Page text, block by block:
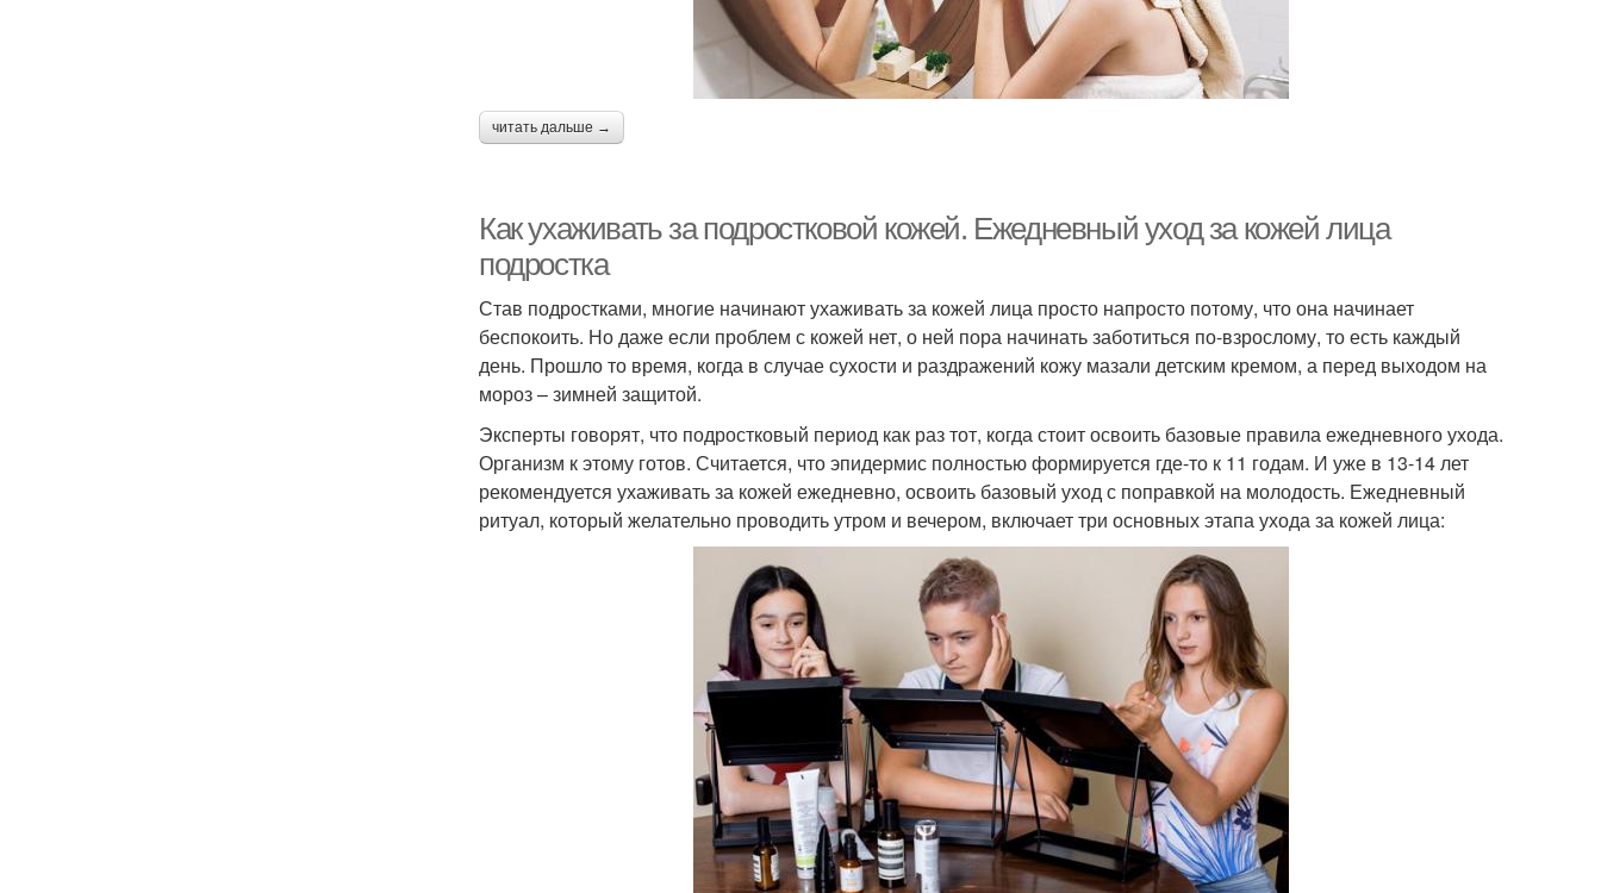
читать дальше →
Как ухаживать за подростковой кожей. Ежедневный уход за кожей лица
подростка
Став подростками, многие начинают ухаживать за кожей лица просто напросто потому, что она начинает
беспокоить. Но даже если проблем с кожей нет, о ней пора начинать заботиться по-взрослому, то есть каждый
день. Прошло то время, когда в случае сухости и раздражений кожу мазали детским кремом, а перед выходом на
мороз – зимней защитой.
Эксперты говорят, что подростковый период как раз тот, когда стоит освоить базовые правила ежедневного ухода.
Организм к этому готов. Считается, что эпидермис полностью формируется где-то к 11 годам. И уже в 13-14 лет
рекомендуется ухаживать за кожей ежедневно, освоить базовый уход с поправкой на молодость.​ Ежедневный
ритуал, который желательно проводить утром и вечером, включает три основных этапа ухода за кожей лица: